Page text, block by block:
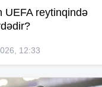
UEFA reytinqində
12:33